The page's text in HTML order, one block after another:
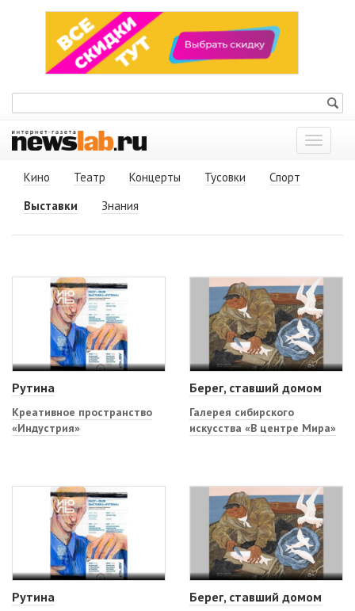
Показать
меню
Кино
Театр Концерты Тусовки
Спорт
Выставки
Знания
Рутина
Креативное пространство
«Индустрия»
Берег, ставший домом
Галерея сибирского
искусства «В центре Мира»
Рутина Берег, ставший домом